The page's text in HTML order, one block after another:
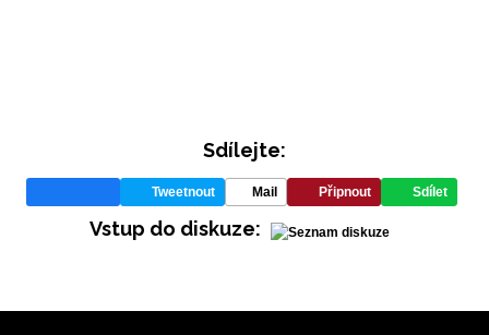
INFORMACE
REDAKCE
Sdílejte:
Tweetnout Mail Připnout Sdílet
Vstup do diskuze: